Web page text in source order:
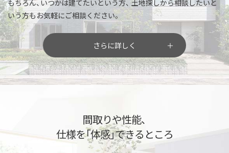
もちろん、いつかは建てたいという方、 土地探しから相談したいと
いう方もお気軽にご相談ください。
さらに詳しく
間取りや性能、
仕様を「体感」できるところ